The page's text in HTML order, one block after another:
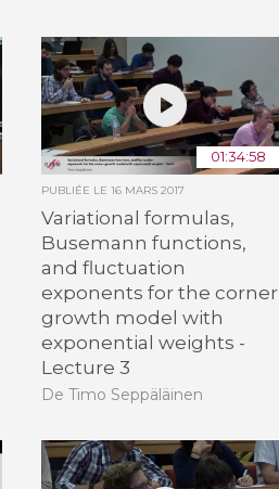
01:34:58
PUBLIÉE LE16 MARS 2017
Variational formulas,
Busemann functions,
and fluctuation
exponents for the corner
growth model with
exponential weights -
Lecture 3
De Timo Seppäläinen